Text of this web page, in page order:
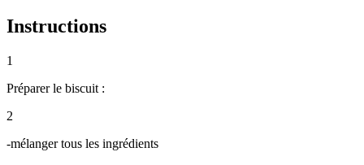
Instructions
1
Préparer le biscuit :
2
-mélanger tous les ingrédients